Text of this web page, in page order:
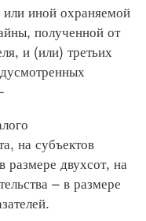
иной охраняемой
полученной от
и (или) третьих
на субъектов
размере двухсот, на
– в размере